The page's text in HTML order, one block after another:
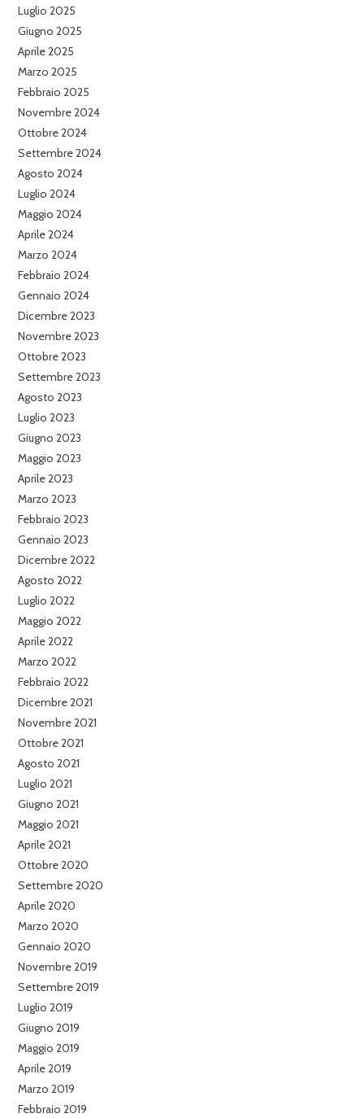
Luglio 2025
Giugno 2025
Aprile 2025
Marzo 2025
Febbraio 2025
Novembre 2024
Ottobre 2024
Settembre 2024
Agosto 2024
Luglio 2024
Maggio 2024
Aprile 2024
Marzo 2024
Febbraio 2024
Gennaio 2024
Dicembre 2023
Novembre 2023
Ottobre 2023
Settembre 2023
Agosto 2023
Luglio 2023
Giugno 2023
Maggio 2023
Aprile 2023
Marzo 2023
Febbraio 2023
Gennaio 2023
Dicembre 2022
Agosto 2022
Luglio 2022
Maggio 2022
Aprile 2022
Marzo 2022
Febbraio 2022
Dicembre 2021
Novembre 2021
Ottobre 2021
Agosto 2021
Luglio 2021
Giugno 2021
Maggio 2021
Aprile 2021
Ottobre 2020
Settembre 2020
Aprile 2020
Marzo 2020
Gennaio 2020
Novembre 2019
Settembre 2019
Luglio 2019
Giugno 2019
Maggio 2019
Aprile 2019
Marzo 2019
Febbraio 2019